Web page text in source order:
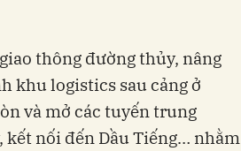
thông đường thủy, nâng
khu logistics sau cảng ở
và mở các tuyến trung
kết nối đến Dầu Tiếng… nhằm